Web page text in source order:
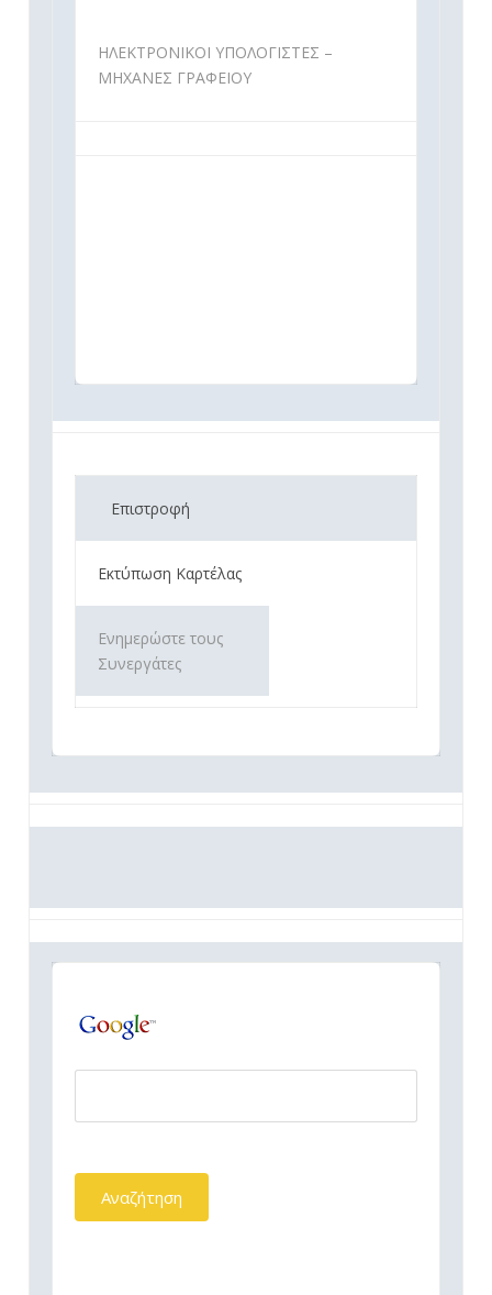
ΗΛΕΚΤΡΟΝΙΚΟΙ ΥΠΟΛΟΓΙΣΤΕΣ –
ΜΗΧΑΝΕΣ ΓΡΑΦΕΙΟΥ
Επιστροφή
Εκτύπωση Καρτέλας
Ενημερώστε τους
Συνεργάτες